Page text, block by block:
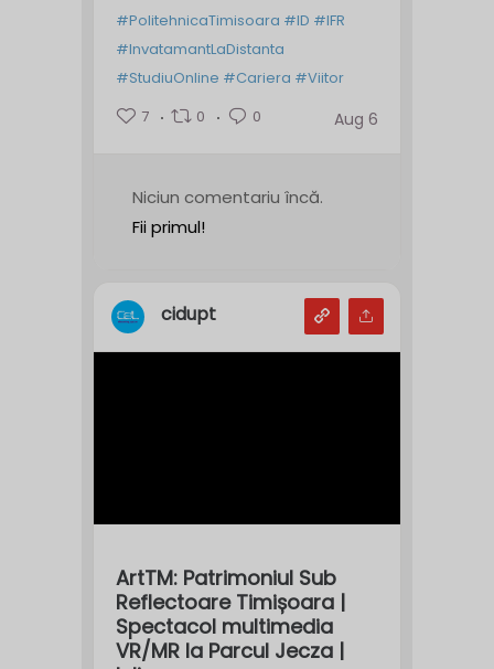
#PolitehnicaTimisoara #ID #IFR
#InvatamantLaDistanta
#StudiuOnline #Cariera #Viitor
7
0 0 Aug 6
Niciun comentariu încă.
Fii primul!
cidupt
ArtTM: Patrimoniul Sub
Reflectoare Timișoara |
Spectacol multimedia
VR/MR la Parcul Jecza |